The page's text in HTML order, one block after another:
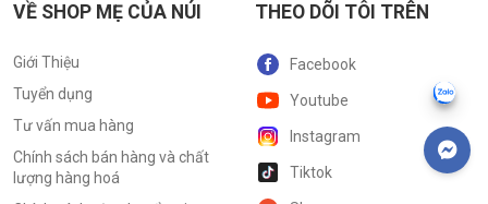
VỀ SHOP MẸ CỦA NÚI
Giới Thiệu
Tuyển dụng
Tư vấn mua hàng
Chính sách bán hàng và chất
lượng hàng hoá
THEO DÕI TÔI TRÊN
Facebook
Youtube
Instagram
Tiktok